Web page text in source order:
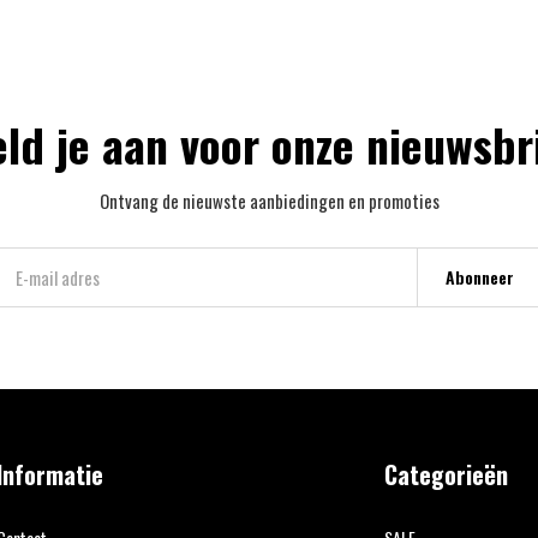
je aan voor onze
Ontvang de nieuwste aanbiedingen en promoties
Abonneer
Categorieën